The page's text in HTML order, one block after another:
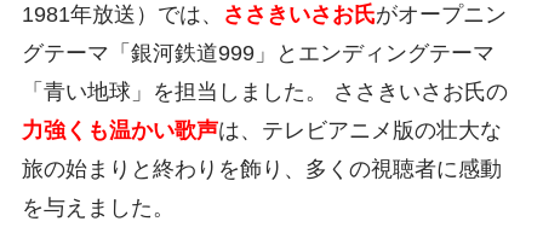
1981年放送）では、
ささきいさお氏がオープニン
グテーマ「銀河鉄道999」とエンディングテーマ
「青い地球」を担当しました。 ささきいさお氏の
力強くも温かい歌声は、テレビアニメ版の壮大な
旅の始まりと終わりを飾り、多くの視聴者に感動
を与えました。